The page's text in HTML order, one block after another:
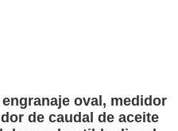
oval, medidor
de caudal de aceite